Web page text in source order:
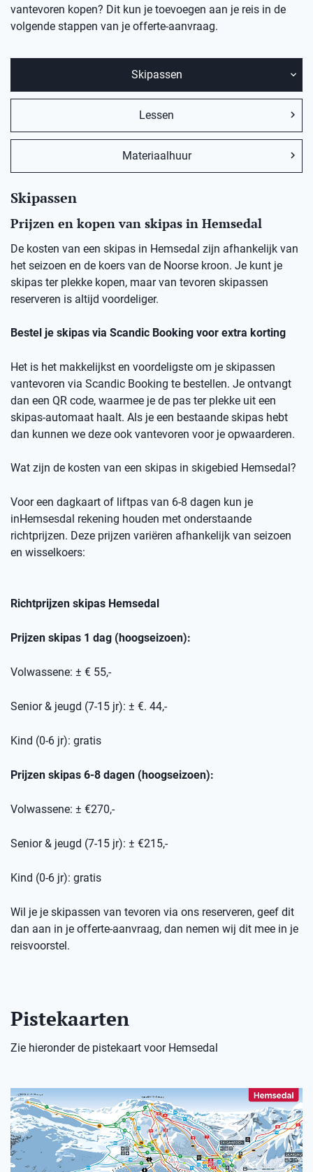
vantevoren kopen? Dit kun je toevoegen aan je reis in de
volgende stappen van je offerte-aanvraag.
Skipassen
Lessen
Materiaalhuur
Skipassen
Prijzen en kopen van skipas in Hemsedal
De kosten van een skipas in Hemsedal zijn afhankelijk van
het seizoen en de koers van de Noorse kroon. Je kunt je
skipas ter plekke kopen, maar van tevoren skipassen
reserveren is altijd voordeliger.
Bestel je skipas via Scandic Booking voor extra korting
Het is het makkelijkst en voordeligste om je skipassen
vantevoren via Scandic Booking te bestellen. Je ontvangt
dan een QR code, waarmee je de pas ter plekke uit een
skipas-automaat haalt. Als je een bestaande skipas hebt
dan kunnen we deze ook vantevoren voor je opwaarderen.
Wat zijn de kosten van een skipas in skigebied Hemsedal ?
Voor een dagkaart of liftpas van 6-8 dagen kun je
inHemsesdal rekening houden met onderstaande
richtprijzen. Deze prijzen variëren afhankelijk van seizoen
en wisselkoers:
Richtprijzen skipas Hemsedal
Prijzen skipas 1 dag (hoogseizoen):
Volwassene: ± € 55,-
Senior & jeugd (7-15 jr): ± €. 44,-
Kind (0-6 jr): gratis
Prijzen skipas 6-8 dagen (hoogseizoen):
Volwassene: ± €270,-
Senior & jeugd (7-15 jr): ± €215,-
Kind (0-6 jr): gratis
Wil je je skipassen van tevoren via ons reserveren, geef dit
dan aan in je offerte-aanvraag, dan nemen wij dit mee in je
reisvoorstel.
Pistekaarten
Zie hieronder de pistekaart voor Hemsedal